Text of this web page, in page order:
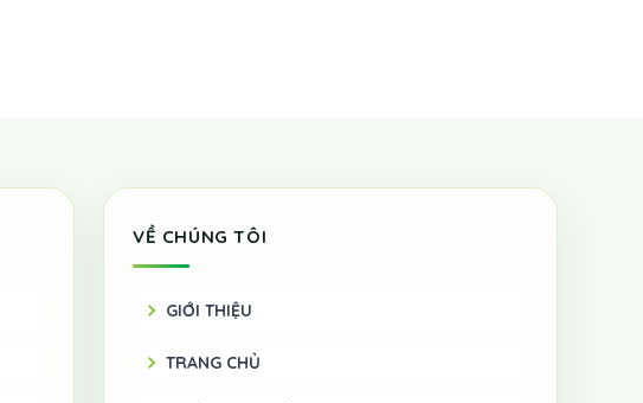
VỀ CHÚNG TÔI
GIỚI THIỆU
TRANG CHỦ